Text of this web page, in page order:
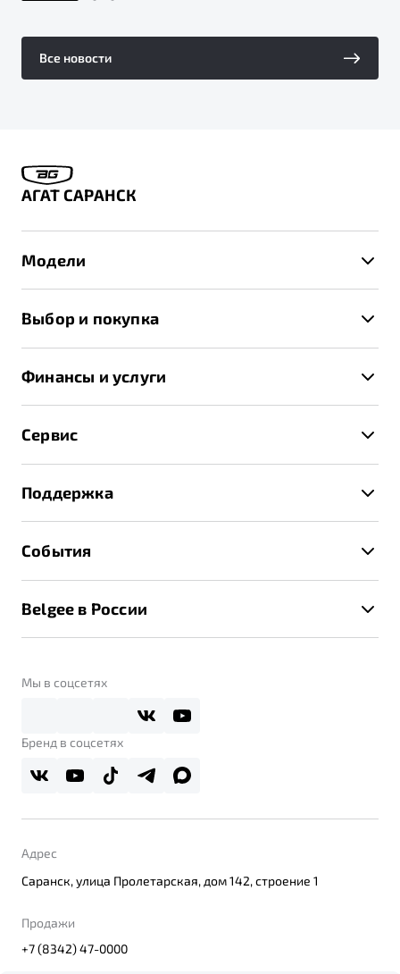
Все новости
АГАТ САРАНСК
Модели
X70
Выбор и покупка
Спецпредложения и Акции
Записаться на тест-драйв
Получить предложение
Финансы и услуги
Трейд-ин
Страхование
Расчет КАСКО
Сервис
Руководство по эксплуатации
Техническое обслуживание
Калькулятор ТО
Поддержка
Помощь на дорогах
Belgee Линк
Реферальная программа
События
Контакты
Belgee в России
О дилерском центре
Правовая информация
Мы в соцсетях
Бренд в соцсетях
Адрес
Саранск, улица Пролетарская, дом 142, строение 1
Продажи
+7 (8342) 47-0000